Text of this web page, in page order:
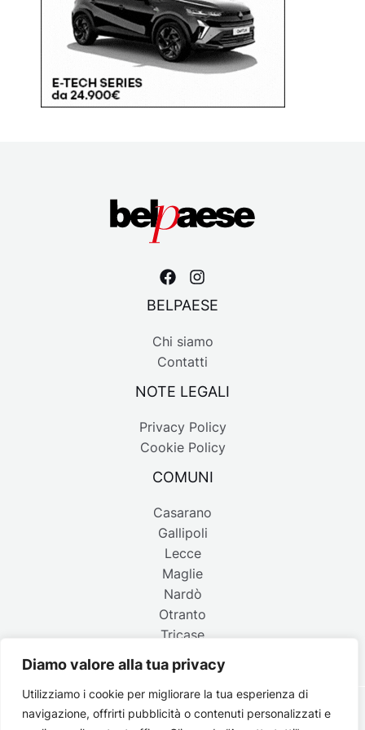
Diamo valore alla tua privacy
Utilizziamo i cookie per migliorare la tua esperienza di
navigazione, offrirti pubblicità o contenuti personalizzati e
BELPAESE
Chi siamo
Contatti
NOTE LEGALI
Privacy Policy
Cookie Policy
COMUNI
Casarano
Gallipoli
Lecce
Maglie
Nardò
Otranto
Tricase
Copyright © 2026 Belpaese | Periodico d'informazione del